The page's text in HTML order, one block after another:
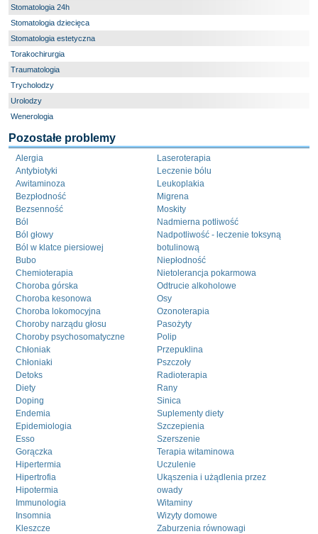
Stomatologia 24h
Stomatologia dziecięca
Stomatologia estetyczna
Torakochirurgia
Traumatologia
Trycholodzy
Urolodzy
Wenerologia
Pozostałe problemy
Alergia
Antybiotyki
Awitaminoza
Bezpłodność
Bezsenność
Ból
Ból głowy
Ból w klatce piersiowej
Bubo
Chemioterapia
Choroba górska
Choroba kesonowa
Choroba lokomocyjna
Choroby narządu głosu
Choroby psychosomatyczne
Chłoniak
Chłoniaki
Detoks
Diety
Doping
Endemia
Epidemiologia
Esso
Gorączka
Hipertermia
Hipertrofia
Hipotermia
Immunologia
Insomnia
Kleszcze
Laseroterapia
Leczenie bólu
Leukoplakia
Migrena
Moskity
Nadmierna potliwość
Nadpotliwość - leczenie toksyną
botulinową
Niepłodność
Nietolerancja pokarmowa
Odtrucie alkoholowe
Osy
Ozonoterapia
Pasożyty
Polip
Przepuklina
Pszczoły
Radioterapia
Rany
Sinica
Suplementy diety
Szczepienia
Szerszenie
Terapia witaminowa
Uczulenie
Ukąszenia i użądlenia przez
owady
Witaminy
Wizyty domowe
Zaburzenia równowagi